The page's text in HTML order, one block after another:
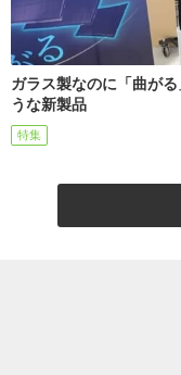
ガラス製なのに「曲が
うな新製品
特集